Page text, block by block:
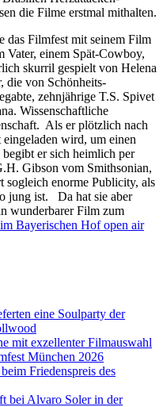
die Filme erstmal mithalten.
das Filmfest mit seinem Film
Vater, einem Spät-Cowboy,
skurril gespielt von Helena
die von Schönheits-
zehnjährige T.S. Spivet
Wissenschaftliche
Als er plötzlich nach
wird, um einen
er sich heimlich per
Gibson vom Smithsonian,
enorme Publicity, als
jung ist. Da hat sie aber
wunderbarer Film zum
eine Soulparty der
mit exzellenter Filmauswahl
München 2026
Friedenspreis des
bei Alvaro Soler in der